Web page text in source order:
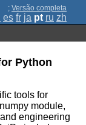
; Versão completa
es fr ja pt ru zh
Python
tools for
module,
engineering